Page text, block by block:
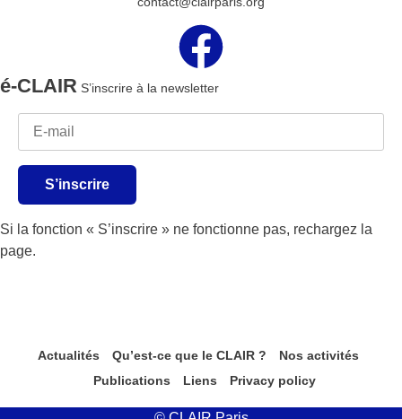
é-CLAIR S’inscrire à la newsletter
S’inscrire
Si la fonction « S’inscrire » ne fonctionne pas, rechargez la
page.
Actualités Qu’est-ce que le CLAIR ?
Nos activités
Publications
Liens Privacy policy